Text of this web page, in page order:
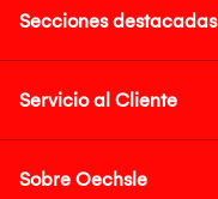
Secciones destacadas
Servicio al Cliente
Sobre Oechsle